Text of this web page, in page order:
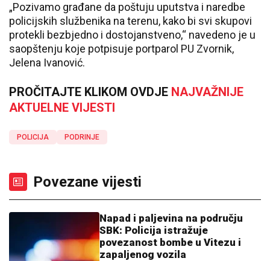
„Pozivamo građane da poštuju uputstva i naredbe
policijskih službenika na terenu, kako bi svi skupovi
protekli bezbjedno i dostojanstveno,“ navedeno je u
saopštenju koje potpisuje portparol PU Zvornik,
Jelena Ivanović.
PROČITAJTE KLIKOM OVDJE NAJVAŽNIJE
AKTUELNE VIJESTI
POLICIJA PODRINJE
Povezane vijesti
Napad i paljevina na području
SBK: Policija istražuje
povezanost bombe u Vitezu i
zapaljenog vozila